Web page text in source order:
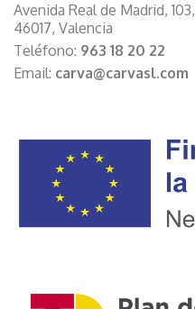
Avenida Real de Madrid, 103,
46017, Valencia
Teléfono: 963 18 20 22
Email: carva@carvasl.com